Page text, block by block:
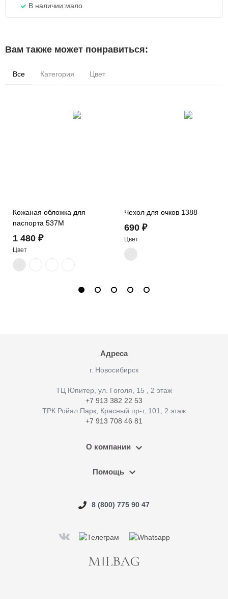
В наличии:мало
Вам также может понравиться:
Все Категория Цвет
Кожаная обложка для
паспорта 537M
1 480 ₽
Цвет
Чехол для очков 1388
690 ₽
Цвет
Адреса
г. Новосибирск
ТЦ Юпитер, ул. Гоголя, 15 , 2 этаж
+7 913 382 22 53
ТРК Ройял Парк, Красный пр-т, 101, 2 этаж
+7 913 708 46 81
О компании
Помощь
8 (800) 775 90 47